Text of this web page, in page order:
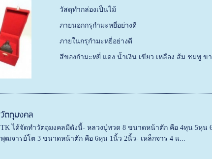
วัสดุทำกล่องเป็นไม้
ภายนอกกรุกำมะหยี่อย่างดี
ภายในกรุกำมะหยี่อย่างดี
สีของกำมะหยี่ แดง น้ำเงิน เขียว เหลือง ส้ม ชมพู ข
วัตถุมงคล
TK ได้จัดทำวัตถุมงคลมีดังนี้- หลวงปู่ทวด 8 ขนาดหน้าตัก คือ 4หุน 5หุน
พุฒจารย์โต 3 ขนาดหน้าตัก คือ 6หุน 1นิ้ว 2นิ้ว- เหล็กจาร 4 แ...